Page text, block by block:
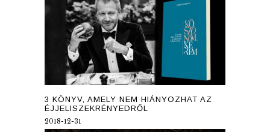
3 KÖNYV, AMELY NEM HIÁNYOZHAT AZ
ÉJJELISZEKRÉNYEDRŐL
2018-12-31